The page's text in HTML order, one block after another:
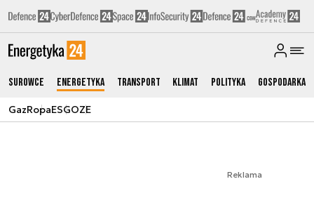
Surowce Energetyka Transport Klimat Polityka Gospodarka
GazRopaESGOZE
Reklama